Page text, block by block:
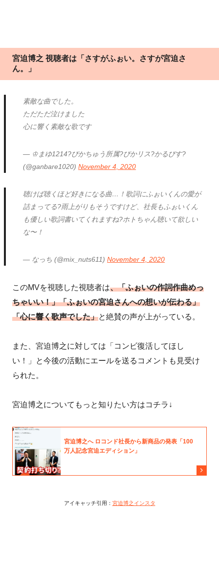
宮迫博之 視聴者は「さすがふぉい。さすが宮迫さ
ん。」
素敵な曲でした。
ただただ泣けました
心に響く素敵な歌です
— ♔まゆ1214?ぴかちゅう所属?ぴかリス?かるぴす?
(@ganbare1020)November 4, 2020
聴けば聴くほど好きになる曲…！歌詞にふぉいくんの愛が
詰まってる?雨上がりもそうですけど、社長もふぉいくん
も優しい歌詞書いてくれますね?ホトちゃん聴いて欲しい
な〜！
— なっち (@mix_nuts611)November 4, 2020
このMVを視聴した視聴者は、「ふぉいの作詞作曲めっ
ちゃいい！」「ふぉいの宮迫さんへの想いが伝わる」
「心に響く歌声でした」と絶賛の声が上がっている。
また、宮迫博之に対しては「コンビ復活してほし
い！」と今後の活動にエールを送るコメントも見受け
られた。
宮迫博之についてもっと知りたい方はコチラ↓
アイキャッチ引用： 宮迫博之インスタ